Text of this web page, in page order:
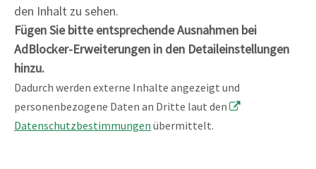
den Inhalt zu sehen.
Fügen Sie bitte entsprechende Ausnahmen bei
AdBlocker-Erweiterungen in den Detaileinstellungen
hinzu.
Dadurch werden externe Inhalte angezeigt und
personenbezogene Daten an Dritte laut den
Datenschutzbestimmungen übermittelt.